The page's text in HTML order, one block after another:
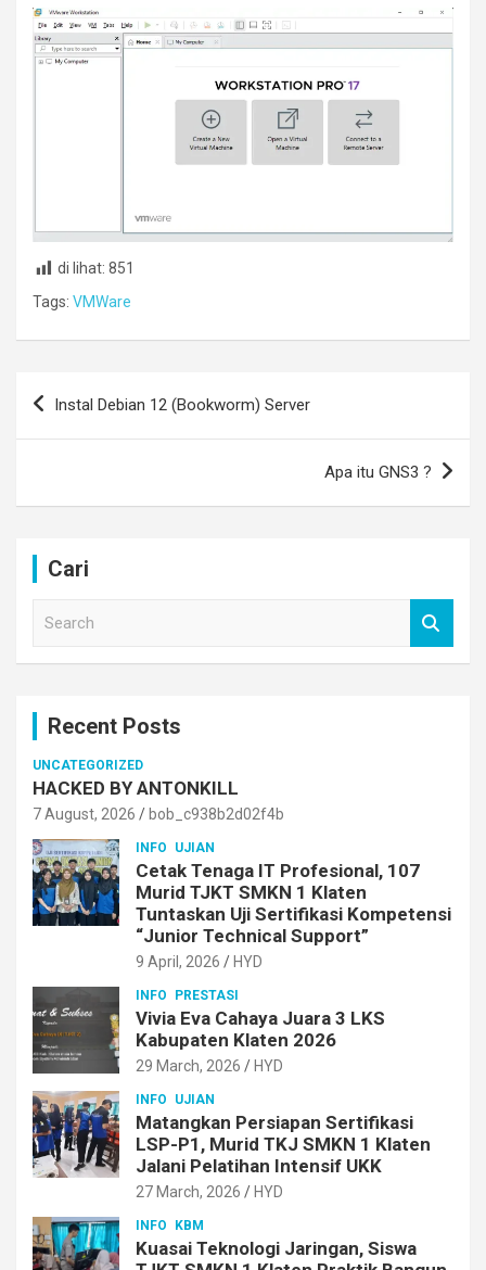
di lihat: 851
Tags: VMWare
Post
navigation
Instal Debian 12 (Bookworm) Server
Apa itu GNS3 ?
Cari
Recent Posts
UNCATEGORIZED
HACKED BY ANTONKILL
7 August, 2026 bob_c938b2d02f4b
INFO UJIAN
Cetak Tenaga IT Profesional, 107
Murid TJKT SMKN 1 Klaten
Tuntaskan Uji Sertifikasi Kompetensi
“Junior Technical Support”
9 April, 2026 HYD
INFO PRESTASI
Vivia Eva Cahaya Juara 3 LKS
Kabupaten Klaten 2026
29 March, 2026 HYD
INFO UJIAN
Matangkan Persiapan Sertifikasi
LSP-P1, Murid TKJ SMKN 1 Klaten
Jalani Pelatihan Intensif UKK
27 March, 2026 HYD
INFO KBM
Kuasai Teknologi Jaringan, Siswa